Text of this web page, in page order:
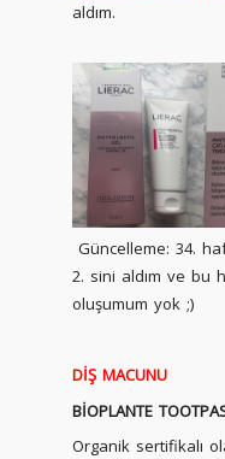
aldım.
Güncelleme: 34.
2. sini aldım ve bu
oluşumum yok ;)
DİŞ MACUNU
BİOPLANTE
Organik sertifikalı